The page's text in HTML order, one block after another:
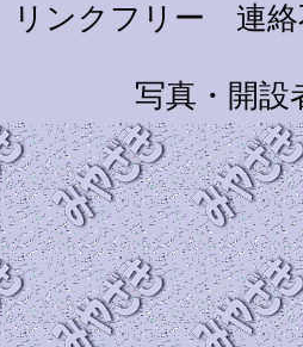
リンクフリー 連絡
写真・開